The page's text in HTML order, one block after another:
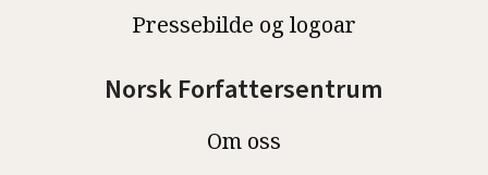
Pressebilde og logoar
Norsk Forfattersentrum
Om oss